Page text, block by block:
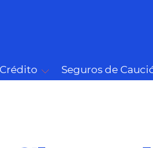
Seguros de